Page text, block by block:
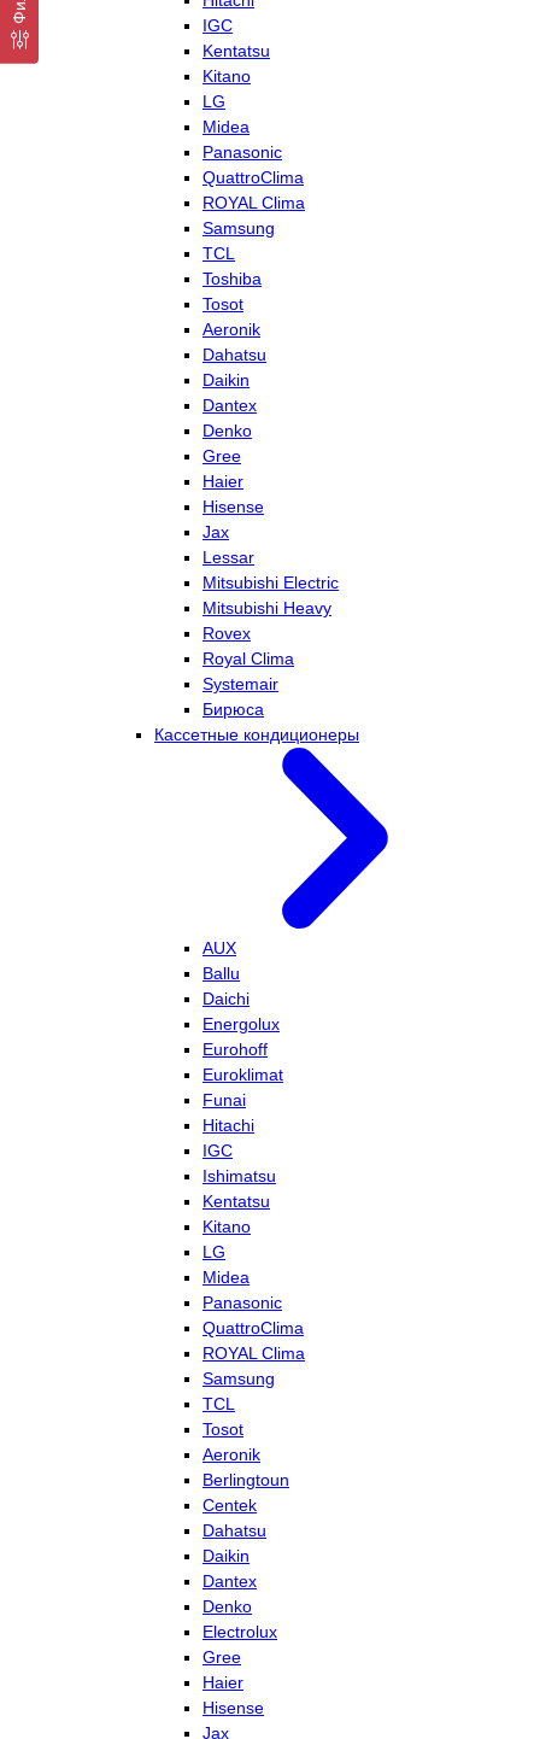
IGC
Kentatsu
Kitano
LG
Midea
Panasonic
QuattroClima
ROYAL Clima
Samsung
TCL
Toshiba
Tosot
Aeronik
Dahatsu
Daikin
Dantex
Denko
Gree
Haier
Hisense
Jax
Lessar
Mitsubishi Electric
Mitsubishi Heavy
Rovex
Royal Clima
Systemair
Бирюса
Кассетные кондиционеры
AUX
Ballu
Daichi
Energolux
Eurohoff
Euroklimat
Funai
Hitachi
IGC
Ishimatsu
Kentatsu
Kitano
LG
Midea
Panasonic
QuattroClima
ROYAL Clima
Samsung
TCL
Tosot
Aeronik
Berlingtoun
Centek
Dahatsu
Daikin
Dantex
Denko
Electrolux
Gree
Haier
Hisense
Jax